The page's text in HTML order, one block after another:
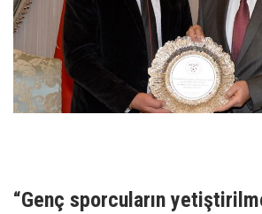
“Genç sporcuların